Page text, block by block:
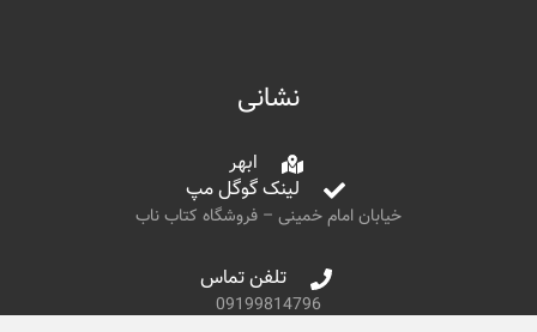
نشانی
ابهر
لینک گوگل مپ
خیابان امام خمینی – فروشگاه کتاب ناب
تلفن تماس
09199814796